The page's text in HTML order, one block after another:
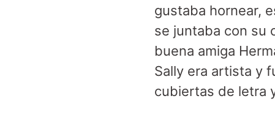
gustaba hornear,
se juntaba con su
buena amiga
Sally era artista y
cubiertas de letra